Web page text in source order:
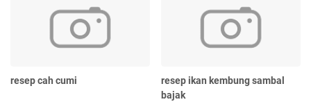
resep cah cumi
resep ikan kembung sambal
bajak